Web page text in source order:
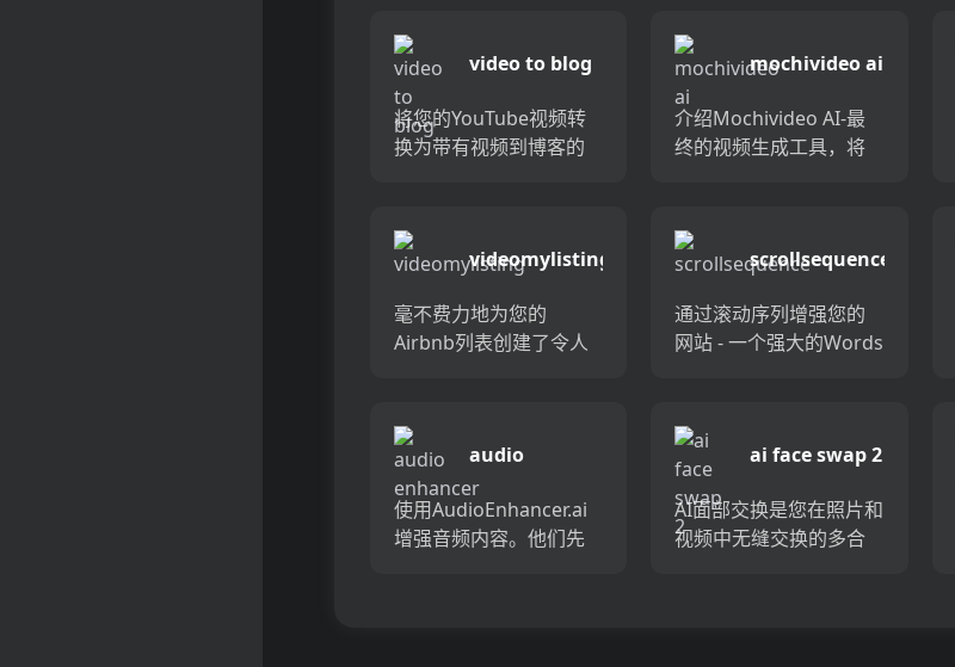
利用了人工智能的力量
简化和提升视频创建过
程。从高级编辑到自动...
Tiktok，YouTube短裤
和卷轴优化的简短剪辑
格式，以增加...
video to blog
将您的YouTube视频转
换为带有视频到博客的
将您的视频转换为书面
文章，从而节省了时间
mochivideo ai
介绍Mochivideo AI-最
终的视频生成工具，将
术创建了高质量的视
频，使您可以轻松，快
videomylisting
毫不费力地为您的
Airbnb列表创建了令人
督自动生成专业视频，
以展示您的物业，节省
您的时间并吸引更多客
人。告别...
scrollsequence
通过滚动序列增强您的
网站 - 一个强大的Words
的滚动动画和互动视频
吸引您的访客。非常适
audio
enhancer
使用AudioEnhancer.ai
增强音频内容。他们先
ai face swap 2
AI面部交换是您在照片和
视频中无缝交换的多合